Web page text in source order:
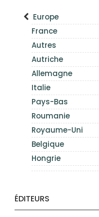
Europe
France
Autres
Autriche
Allemagne
Italie
Pays-Bas
Roumanie
Royaume-Uni
Belgique
Hongrie
ÉDITEURS